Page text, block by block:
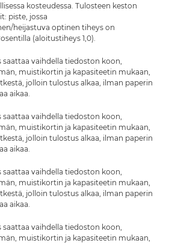
kosteudessa. Tulosteen keston
piste, jossa
heijastuva optinen tiheys on
(aloitustiheys 1,0).
saattaa vaihdella tiedoston koon,
muistikortin ja kapasiteetin mukaan,
jolloin tulostus alkaa, ilman paperin
aikaa.
saattaa vaihdella tiedoston koon,
muistikortin ja kapasiteetin mukaan,
jolloin tulostus alkaa, ilman paperin
aikaa.
saattaa vaihdella tiedoston koon,
muistikortin ja kapasiteetin mukaan,
jolloin tulostus alkaa, ilman paperin
aikaa.
saattaa vaihdella tiedoston koon,
muistikortin ja kapasiteetin mukaan,